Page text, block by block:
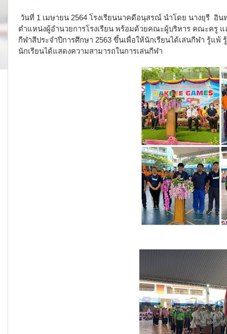
วันที่ 1 เมษายน 2564 โรงเรียนนาคดีอนุสรณ์ นำโดย นางยุรี อิ
ตำแหน่งผู้อำนวยการโรงเรียน พร้อมด้วยคณะผู้บริหาร คณะครู
กีฬาสีประจำปีการศึกษา 2563 ขึ้นเพื่อให้นักเรียนได้เล่นกีฬา รู้แ
นักเรียนได้แสดงความสามารถในการเล่นกีฬา